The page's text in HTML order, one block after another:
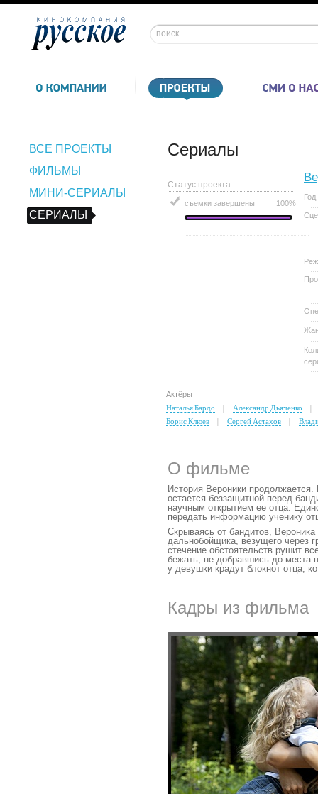
ВСЕ ПРОЕКТЫ
ФИЛЬМЫ
МИНИ-СЕРИАЛЫ
СЕРИАЛЫ
Сериалы
Статус проекта:
съемки завершены 100%
Год
Актёры
Наталья Бардо
Александр Дьяченко
Борис Клюев
Сергей Астахов
О фильме
История Вероники
остается беззащитной перед
научным открытием ее отца.
передать информацию ученику
Скрываясь от бандитов,
дальнобойщика, везущего через
стечение обстоятельств рушит
бежать, не добравшись до места
у девушки крадут блокнот отца,
Кадры из фильма